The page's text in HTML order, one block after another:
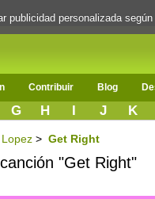
Contribuir Blog
G H I J K
> Get Right
"Get Right"
publicidad personalizada